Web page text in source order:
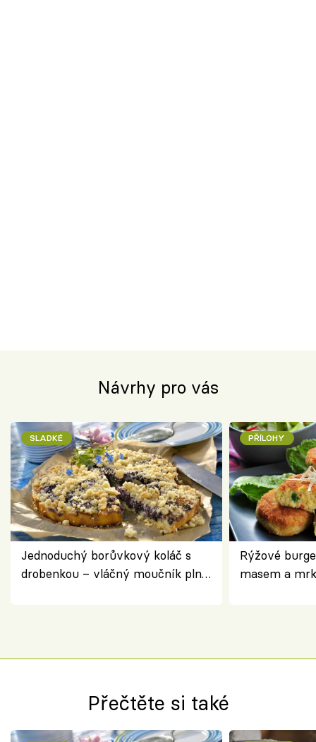
Návrhy pro vás
SLADKÉ
Jednoduchý borůvkový koláč s
drobenkou – vláčný moučník plný
PŘÍLOHY
Rýžové
masem a
Přečtěte si také